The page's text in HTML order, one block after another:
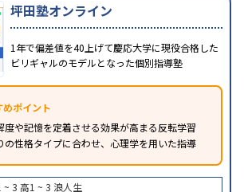
坪田塾オンライン
1年で偏差値を40上げて慶応大学に現役合格した
ビリギャルのモデルとなった個別指導塾
ポイント
度や記憶を定着させる効果が高まる反転学習
の性格タイプに合わせ、心理学を用いた指導
~ 3 高1 ~ 3 浪人生